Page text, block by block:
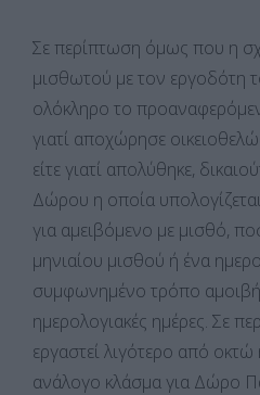
Σε περίπτωση όμως που η
μισθωτού με τον εργοδότη
ολόκληρο το
γιατί αποχώρησε
είτε γιατί απολύθηκε,
Δώρου η οποία
για αμειβόμενο με μισθό,
μηνιαίου μισθού ή ένα
συμφωνημένο τρόπο
ημερολογιακές ημέρες. Σε
εργαστεί λιγότερο από οκτώ
ανάλογο κλάσμα για Δώρο